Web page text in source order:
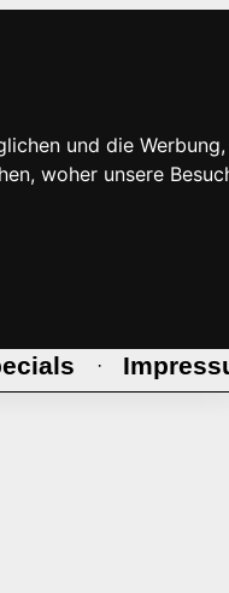
und die
woher unsere
·